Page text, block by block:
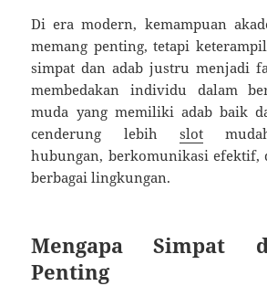
Di era modern, kemampuan
memang penting, tetapi
simpat dan adab justru menjadi
membedakan individu dalam
muda yang memiliki adab baik
cenderung lebih slot
hubungan, berkomunikasi efektif,
berbagai lingkungan.
Mengapa Simpat
Penting